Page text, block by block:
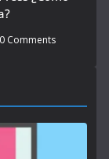
0 Comments